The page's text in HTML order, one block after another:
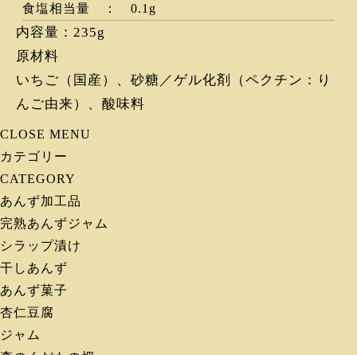
食塩相当量 ： 0.1g
内容量：235g
原材料
いちご（国産）、砂糖／ゲル化剤（ペクチン：り
んご由来）、酸味料
CLOSE MENU
カテゴリー
CATEGORY
あんず加工品
完熟あんずジャム
シラップ漬け
干しあんず
あんず菓子
杏仁豆腐
ジャム